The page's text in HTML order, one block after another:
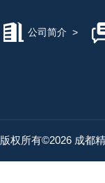
公司简介 >
版权所有©2026 成都